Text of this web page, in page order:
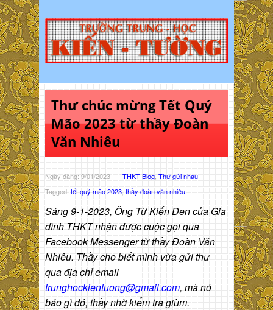
Thư chúc mừng Tết Quý
Mão 2023 từ thầy Đoàn
Văn Nhiêu
Ngày đăng: 9/01/2023 - THKT Blog Thư gửi nhau -
Tagged: tết quý mão 2023 thầy đoàn văn nhiêu
Sáng 9-1-2023, Ông Từ Kiến Đen của Gia
đình THKT nhận được cuộc gọi qua
Facebook Messenger từ thầy Đoàn Văn
Nhiêu. Thầy cho biết mình vừa gửi thư
qua địa chỉ email
trunghockientuong@gmail.com, mà nó
báo gì đó, thầy nhờ kiểm tra giùm.